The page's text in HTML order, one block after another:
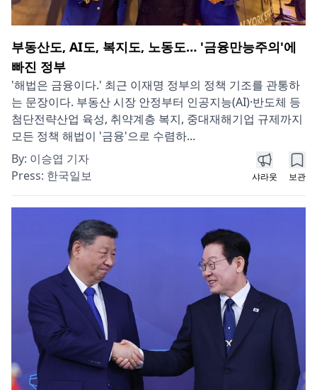
부동산도, AI도, 복지도, 노동도… '금융만능주의'에
빠진 정부
'해법은 금융이다.' 최근 이재명 정부의 정책 기조를 관통하
는 문장이다. 부동산 시장 안정부터 인공지능(AI)·반도체 등
첨단전략산업 육성, 취약계층 복지, 중대재해기업 규제까지
모든 정책 해법이 '금융'으로 수렴하...
By: 이승엽 기자
Press: 한국일보 샤라웃 보관